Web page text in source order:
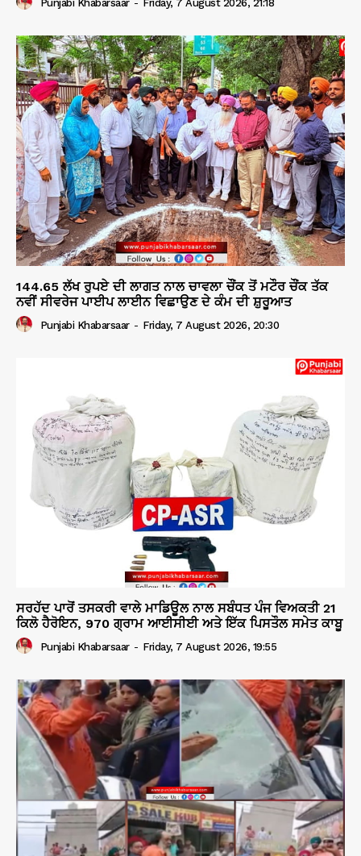
Punjabi Khabarsaar - Friday, 7 August 2026, 21:18
144.65 ਲੱਖ ਰੁਪਏ ਦੀ ਲਾਗਤ ਨਾਲ ਚਾਵਲਾ ਚੌਂਕ ਤੋਂ ਮਟੌਰ ਚੌਂਕ ਤੱਕ
ਨਵੀਂ ਸੀਵਰੇਜ ਪਾਈਪ ਲਾਈਨ ਵਿਛਾਉਣ ਦੇ ਕੰਮ ਦੀ ਸ਼ੁਰੂਆਤ
Punjabi Khabarsaar - Friday, 7 August 2026, 20:30
ਸਰਹੱਦ ਪਾਰੋਂ ਤਸਕਰੀ ਵਾਲੇ ਮਾਡਿਊਲ ਨਾਲ ਸਬੰਧਤ ਪੰਜ ਵਿਅਕਤੀ 21
ਕਿਲੋ ਹੈਰੋਇਨ, 970 ਗ੍ਰਾਮ ਆਈਸੀਈ ਅਤੇ ਇੱਕ ਪਿਸਤੌਲ ਸਮੇਤ ਕਾਬੂ
Punjabi Khabarsaar - Friday, 7 August 2026, 19:55